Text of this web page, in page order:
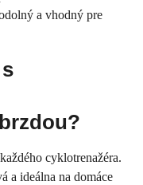
a vhodný pre
cyklotrenažéra.
a ideálna na domáce